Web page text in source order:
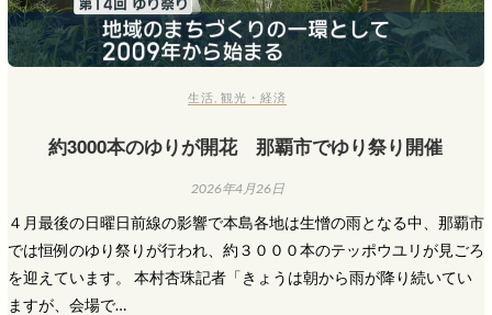
生活 ,観光・経済
約3000本のゆりが開花 那覇市でゆり祭り開催
2026年4月26日
４月最後の日曜日前線の影響で本島各地は生憎の雨となる中、那覇市
では恒例のゆり祭りが行われ、約３０００本のテッポウユリが見ごろ
を迎えています。 本村杏珠記者「きょうは朝から雨が降り続いてい
ますが、会場で…